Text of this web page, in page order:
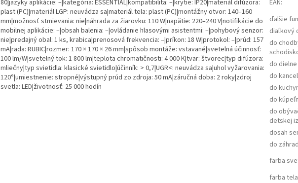
80|jazyky aplikácie: –|kategória: ESSENTIAL|kompatibilita: –|krytie: IP20|materiál difúzora:
plast (PC)|materiál LGP: neuvádza sa|materiál tela: plast (PC)|montážny otvor: 140–160
mm|možnosť stmievania: nie|náhrada za žiarovku: 110 W|napätie: 220–240 V|notifikácie do
mobilnej aplikácie: –|obsah balenia: –|ovládanie hlasovými asistentmi: –|pohybový senzor:
nie|predajný obal: 1 ks, krabica|prenosová frekvencia: –|príkon: 18 W|protokol: –|prúd: 157
mA|rada: RUBIC|rozmer: 170 × 170 × 26 mm|spôsob montáže: vstavané|svetelná účinnosť:
100 lm/W|svetelný tok: 1 800 lm|teplota chromatičnosti: 4 000 K|tvar: štvorec|typ difúzora:
mliečny|typ svietidla: klasické svietidlo|účinník: > 0,7|UGR<: neuvádza sa|uhol vyžarovania:
120°|umiestnenie: stropné|výstupný prúd zo zdroja: 50 mA|záručná doba: 2 roky|zdroj
svetla: LED|životnosť: 25 000 hodín
EAN:
ďalšie
diaľkový
do
do
do
do
do
do
detskej
dosah
do
farba
farba tela